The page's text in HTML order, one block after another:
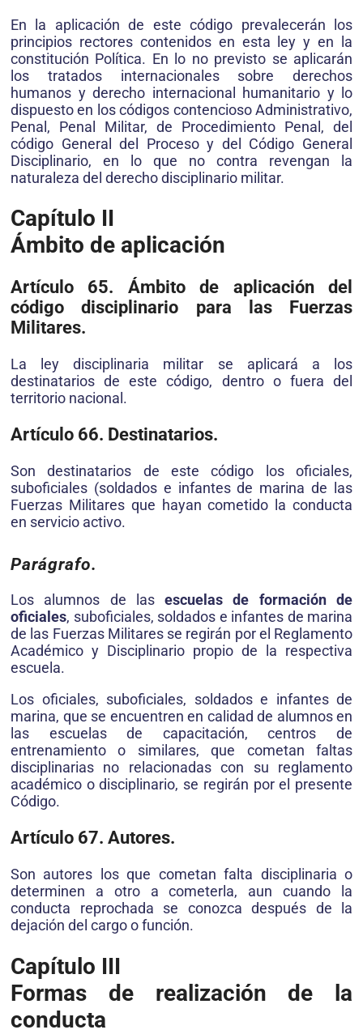
En la aplicación de este código prevalecerán los
principios rectores contenidos en esta ley y en la
constitución Política. En lo no previsto se aplicarán
los tratados internacionales sobre derechos
humanos y derecho internacional humanitario y lo
dispuesto en los códigos contencioso Administrativo,
Penal, Penal Militar, de Procedimiento Penal, del
código General del Proceso y del Código General
Disciplinario, en lo que no contra revengan la
naturaleza del derecho disciplinario militar.
Capítulo II
Ámbito de aplicación
Artículo 65. Ámbito de aplicación del
código disciplinario para las Fuerzas
Militares.
La ley disciplinaria militar se aplicará a los
destinatarios de este código, dentro o fuera del
territorio nacional.
Artículo 66. Destinatarios.
Son destinatarios de este código los oficiales,
suboficiales (soldados e infantes de marina de las
Fuerzas Militares que hayan cometido la conducta
en servicio activo.
Parágrafo.
Los alumnos de lasescuelas de formación de
oficiales, suboficiales, soldados e infantes de marina
de las Fuerzas Militares se regirán por el Reglamento
Académico y Disciplinario propio de la respectiva
escuela.
Los oficiales, suboficiales, soldados e infantes de
marina, que se encuentren en calidad de alumnos en
las escuelas de capacitación, centros de
entrenamiento o similares, que cometan faltas
disciplinarias no relacionadas con su reglamento
académico o disciplinario, se regirán por el presente
Código.
Artículo 67. Autores.
Son autores los que cometan falta disciplinaria o
determinen a otro a cometerla, aun cuando la
conducta reprochada se conozca después de la
dejación del cargo o función.
Capítulo III
Formas de realización de la
conducta